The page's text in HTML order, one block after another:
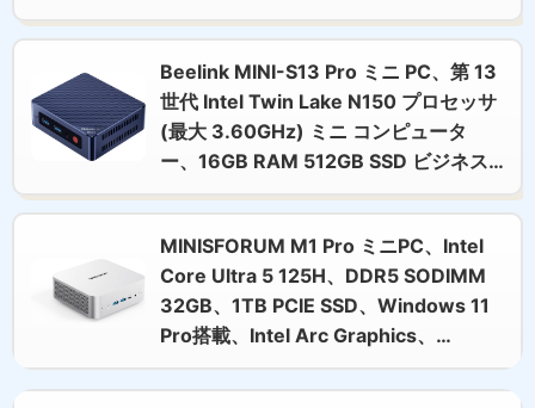
ド 最大3.4GHz NVMe M.2 2280スロ
ット PCIe3.0 WiFi5有線LANポート 高
性能 静音 超軽量 省電力 GMKtec mini
pc 企業用/業務用/在宅用に最適-NEW
Beelink MINI-S13 Pro ミニ PC、第 13
世代 Intel Twin Lake N150 プロセッサ
(最大 3.60GHz) ミニ コンピュータ
ー、16GB RAM 512GB SSD ビジネス
PC、デュアル HDMI/WiFi 6/BT
5.2/2.5G RJ45/WOL
MINISFORUM M1 Pro ミニPC、Intel
Core Ultra 5 125H、DDR5 SODIMM
32GB、1TB PCIE SSD、Windows 11
Pro搭載、Intel Arc Graphics、
OCulink|HDMI2.1|DP1.4|USB4x2、
2.5Gbps LAN/Wi-Fi 7/BT5.4